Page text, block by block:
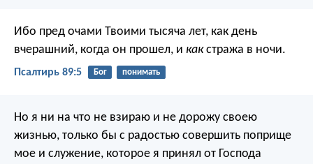
Ибо пред очами Твоими тысяча лет, как день
вчерашний, когда он прошел, и какстража в ночи.
Псалтирь 89:5 Бог понимать
Но я ни на что не взираю и не дорожу своею
жизнью, только бы с радостью совершить поприще
мое и служение, которое я принял от Господа